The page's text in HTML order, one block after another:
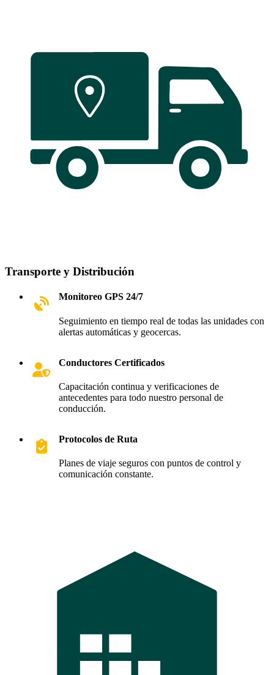
Transporte y Distribución
Monitoreo GPS 24/7
Seguimiento en tiempo real de todas las unidades con
alertas automáticas y geocercas.
Conductores Certificados
Capacitación continua y verificaciones de
antecedentes para todo nuestro personal de
conducción.
Protocolos de Ruta
Planes de viaje seguros con puntos de control y
comunicación constante.